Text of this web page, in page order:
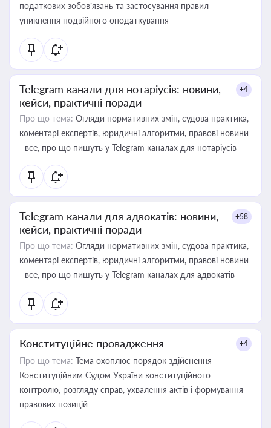
податкових зобов’язань та застосування правил
уникнення подвійного оподаткування
Telegram канали для нотаріусів: новини,
кейси, практичні поради
+4
Про що тема: Огляди нормативних змін, судова практика,
коментарі експертів, юридичні алгоритми, правові новини
- все, про що пишуть у Telegram каналах для нотаріусів
Telegram канали для адвокатів: новини,
кейси, практичні поради
+58
Про що тема: Огляди нормативних змін, судова практика,
коментарі експертів, юридичні алгоритми, правові новини
- все, про що пишуть у Telegram каналах для адвокатів
Конституційне провадження +4
Про що тема: Тема охоплює порядок здійснення
Конституційним Судом України конституційного
контролю, розгляду справ, ухвалення актів і формування
правових позицій